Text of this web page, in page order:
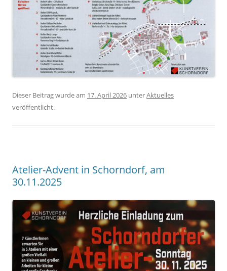
Dieser Beitrag wurde am 17. April 2026 unterAktuelles
veröffentlicht.
Atelier-Advent in Schorndorf, am
30.11.2025